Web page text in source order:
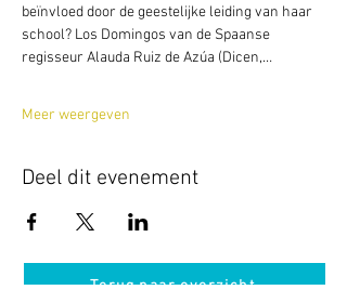
beïnvloed door de geestelijke leiding van haar
school? Los Domingos van de Spaanse
regisseur Alauda Ruiz de Azúa (Dicen,…
Meer weergeven
Deel dit evenement
Terug naar overzicht